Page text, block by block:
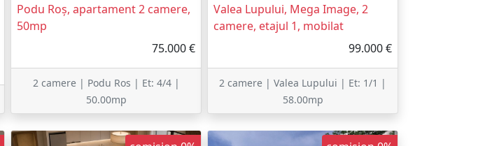
Podu Roș, apartament 2 camere,
50mp
75.000 €
2 camere | Podu Ros | Et: 4/4 |
50.00mp
Valea Lupului, Mega Image, 2
camere, etajul 1, mobilat
99.000 €
2 camere | Valea Lupului | Et: 1/1 |
58.00mp